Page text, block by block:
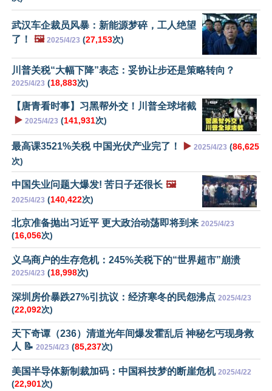
武汉车企裁员风暴：新能源梦碎，工人绝望
了！
🖼️ 2025/4/23 (27,153次)
川普关税“大幅下降”表态：妥协让步还是策略转向？
2025/4/23 (18,883次)
【唐青看时事】习黑帮外交！川普全球堵截
▶️ 2025/4/23 (141,931次)
最高课3521%关税 中国光伏产业完了！ ▶️ 2025/4/23 (86,625
次)
中国失业问题大爆发! 苦日子还很长 🖼️
2025/4/23 (140,422次)
北京准备抛出习近平 更大政治动荡即将到来 2025/4/23
(16,056次)
义乌商户的生存危机：245%关税下的“世界超市”崩溃
2025/4/23 (18,998次)
深圳房价暴跌27%引抗议：经济寒冬的民怨沸点 2025/4/23
(22,092次)
天下奇谭（236）清道光年间爆发霍乱后 神秘乞丐现身救
人 📝 2025/4/23 (85,237次)
美国半导体新制裁加码：中国科技梦的断崖危机 2025/4/22
(22,901次)